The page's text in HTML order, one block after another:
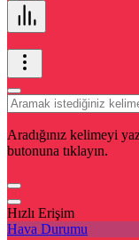
Aradığınız kelimeyi
butonuna tıklayın.
Hızlı Erişim
Hava Durumu